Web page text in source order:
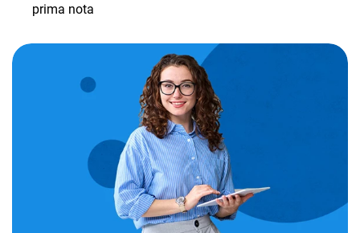
prima nota